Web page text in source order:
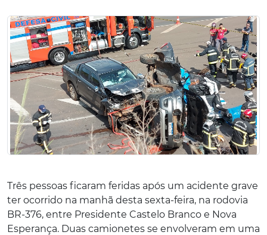
Três pessoas ficaram feridas após um acidente grave
ter ocorrido na manhã desta sexta-feira, na rodovia
BR-376, entre Presidente Castelo Branco e Nova
Esperança. Duas camionetes se envolveram em uma